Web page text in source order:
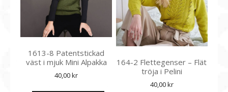
1613-8 Patentstickad
väst i mjuk Mini Alpakka
40,00kr
164-2 Flettegenser – Flät
tröja i Pelini
40,00kr